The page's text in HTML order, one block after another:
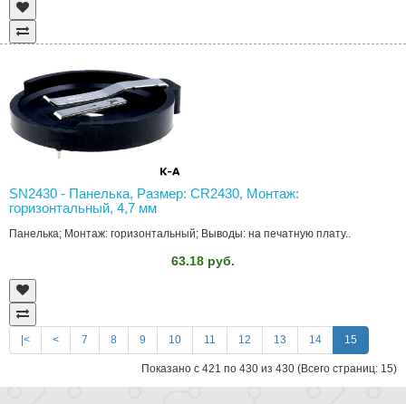
SN2430 - Панелька, Размер: CR2430, Монтаж:
горизонтальный, 4,7 мм
Панелька; Монтаж: горизонтальный; Выводы: на печатную плату..
63.18 руб.
|< < 7 8 9 10 11 12 13 14 15
Показано с 421 по 430 из 430 (Всего страниц: 15)